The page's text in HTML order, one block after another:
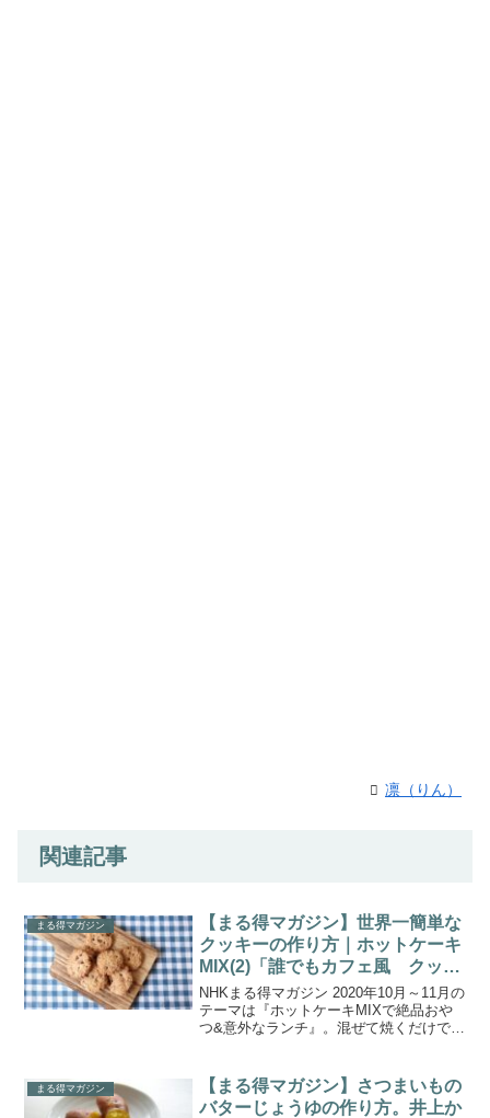
凛（りん）
関連記事
まる得マガジン
【まる得マガジン】世界一簡単な
クッキーの作り方｜ホットケーキ
MIX(2)「誰でもカフェ風 クッキ
ー・スコーン」
NHKまる得マガジン 2020年10月～11月の
テーマは『ホットケーキMIXで絶品おや
つ&意外なランチ』。混ぜて焼くだけで
おかずパンなどのランチメニューレシピ
を紹介。...
まる得マガジン
【まる得マガジン】さつまいもの
バターじょうゆの作り方。井上か